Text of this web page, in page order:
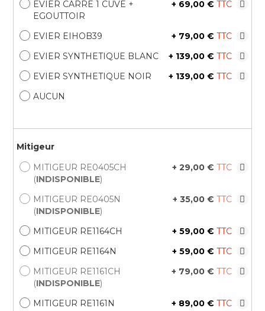
EVIER CARRE 1 CUVE +
EGOUTTOIR
+ 69,00 €
EVIER EIHOB39 + 79,00 €
EVIER SYNTHETIQUE BLANC
+ 139,00 €
EVIER SYNTHETIQUE NOIR
+ 139,00 €
AUCUN
Mitigeur
MITIGEUR RE0405CH
(INDISPONIBLE)
+ 29,00 €
MITIGEUR RE0405N
(INDISPONIBLE)
+ 35,00 €
MITIGEUR RE1164CH + 59,00 €
MITIGEUR RE1164N
+ 59,00 €
MITIGEUR RE1161CH
(INDISPONIBLE)
+ 79,00 €
MITIGEUR RE1161N + 89,00 €